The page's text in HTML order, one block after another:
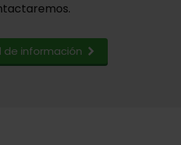
de información